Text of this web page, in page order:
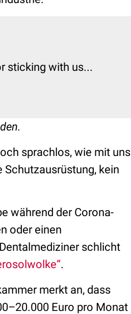
sticking with us...
sprachlos, wie mit uns
kein
während der Corona-
oder einen
schlicht
.
merkt an, dass
Euro pro Monat